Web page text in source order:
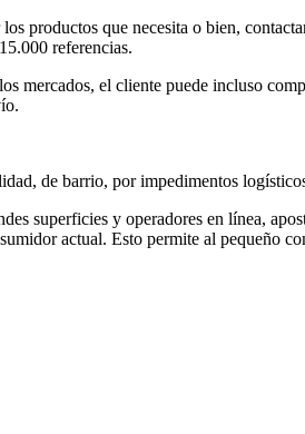
productos que necesita o bien,
referencias.
el cliente puede incluso
de barrio, por impedimentos
superficies y operadores en línea,
actual. Esto permite al pequeño